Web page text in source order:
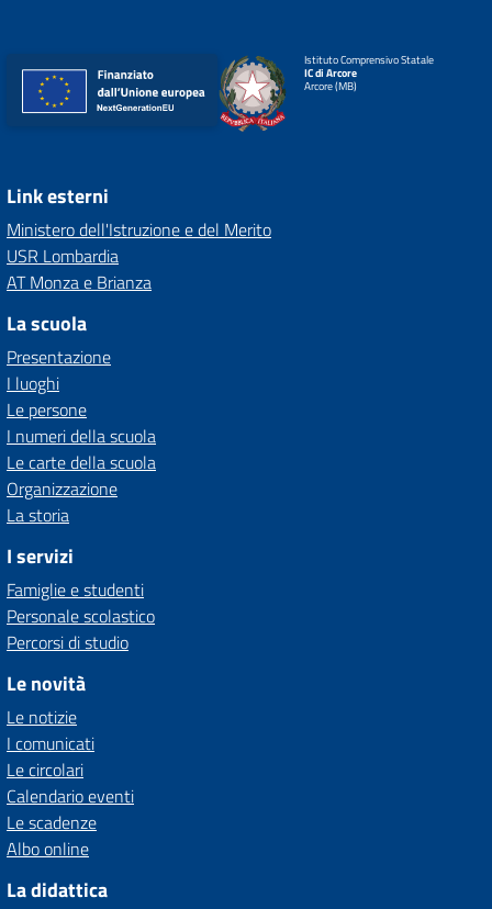
Istituto Comprensivo Statale
IC di Arcore
Arcore (MB)
Link esterni
Ministero dell'Istruzione e del Merito
USR Lombardia
AT Monza e Brianza
La scuola
Presentazione
I luoghi
Le persone
I numeri della scuola
Le carte della scuola
Organizzazione
La storia
I servizi
Famiglie e studenti
Personale scolastico
Percorsi di studio
Le novità
Le notizie
I comunicati
Le circolari
Calendario eventi
Le scadenze
Albo online
La didattica